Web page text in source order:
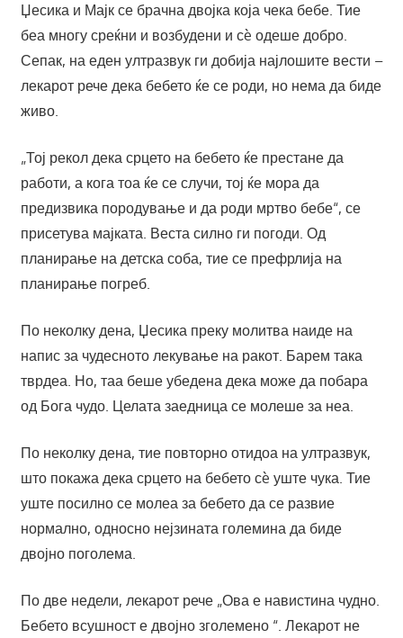
Џесика и Мајк се брачна двојка која чека бебе. Тие
беа многу среќни и возбудени и сè одеше добро.
Сепак, на еден ултразвук ги добија најлошите вести –
лекарот рече дека бебето ќе се роди, но нема да биде
живо.
„Тој рекол дека срцето на бебето ќе престане да
работи, а кога тоа ќе се случи, тој ќе мора да
предизвика породување и да роди мртво бебе“, се
присетува мајката. Веста силно ги погоди. Од
планирање на детска соба, тие се префрлија на
планирање погреб.
По неколку дена, Џесика преку молитва наиде на
напис за чудесното лекување на ракот. Барем така
тврдеа. Но, таа беше убедена дека може да побара
од Бога чудо. Целата заедница се молеше за неа.
По неколку дена, тие повторно отидоа на ултразвук,
што покажа дека срцето на бебето сè уште чука. Тие
уште посилно се молеа за бебето да се развие
нормално, односно нејзината големина да биде
двојно поголема.
По две недели, лекарот рече „Ова е навистина чудно.
Бебето всушност е двојно зголемено “. Лекарот не